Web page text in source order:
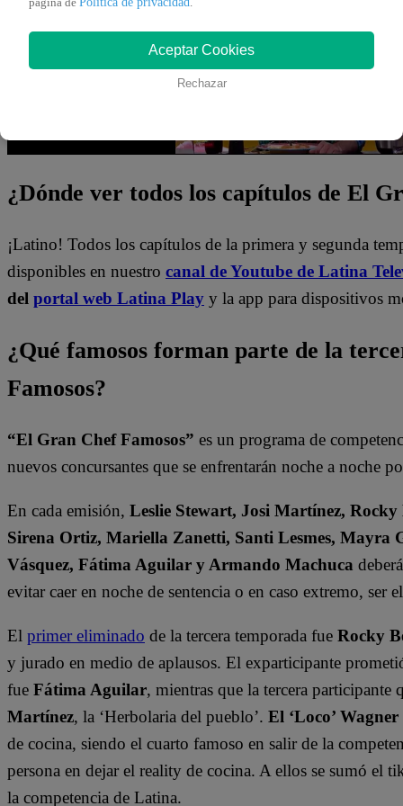
¿Dónde ver todos los capítulos de El
¡Latino! Todos los capítulos de la primera y segunda
disponibles en nuestro canal de Youtube de Latina
del portal web Latina Play y la app para dispositivos
¿Qué famosos forman parte de la
Famosos?
“El Gran Chef Famosos” es un programa de
nuevos concursantes que se enfrentarán noche a noche
En cada emisión, Leslie Stewart, Josi Martínez, Rocky
Sirena Ortiz, Mariella Zanetti, Santi Lesmes, Mayra
Vásquez, Fátima Aguilar y Armando Machuca
evitar caer en noche de sentencia o en caso extremo, ser
El primer eliminado de la tercera temporada fue Rocky
y jurado en medio de aplausos. El exparticipante
fue Fátima Aguilar, mientras que la tercera
Martínez, la ‘Herbolaria del pueblo’. El ‘Loco’ Wagner
de cocina, siendo el cuarto famoso en salir de la
persona en dejar el reality de cocina. A ellos se sumó el
la competencia de Latina.
pagina de
.
Aceptar Cookies
Rechazar